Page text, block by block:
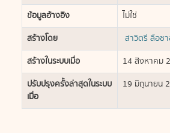
ข้อมูลอ้างอิง
ไม่ใช่
สร้างโดย
สาวิตรี ลือช
สร้างในระบบเมื่อ
14 สิงหาคม
ปรับปรุงครั้งล่าสุดในระบบ
เมื่อ
19 มิถุนายน